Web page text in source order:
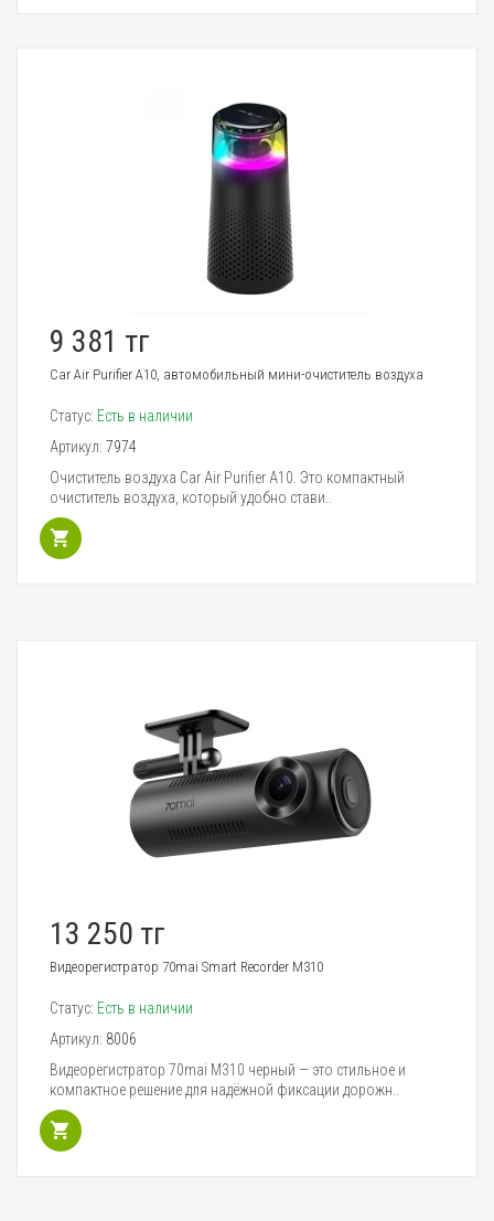
9 381 тг
Car Air Purifier A10, автомобильный мини-очиститель воздуха
Статус: Есть в наличии
Артикул: 7974
Очиститель воздуха Car Air Purifier A10. Это компактный
очиститель воздуха, который удобно стави..
13 250 тг
Видеорегистратор 70mai Smart Recorder M310
Статус: Есть в наличии
Артикул: 8006
Видеорегистратор 70mai M310 черный — это стильное и
компактное решение для надёжной фиксации дорожн..